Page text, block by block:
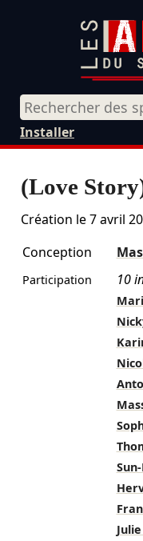
Installer
(Love
Création le7 avril
Conception
Participation 10